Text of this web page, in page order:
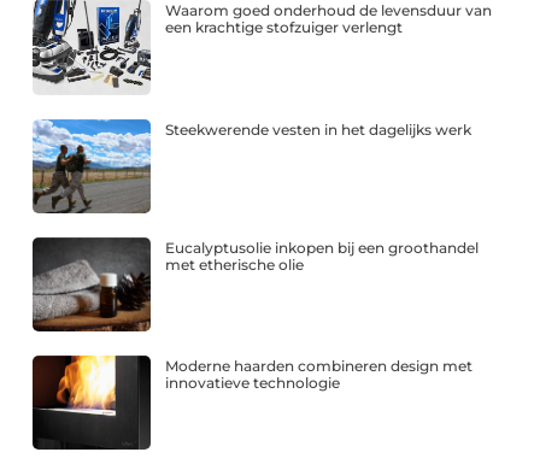
Waarom goed onderhoud de levensduur van
een krachtige stofzuiger verlengt
Steekwerende vesten in het dagelijks werk
Eucalyptusolie inkopen bij een groothandel
met etherische olie
Moderne haarden combineren design met
innovatieve technologie